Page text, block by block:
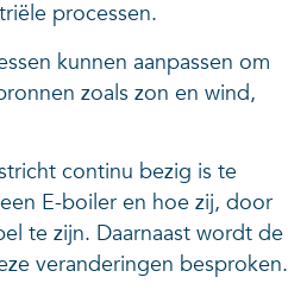
processen.
kunnen aanpassen om
zoals zon en wind,
continu bezig is te
E-boiler en hoe zij, door
te zijn. Daarnaast wordt de
veranderingen besproken.